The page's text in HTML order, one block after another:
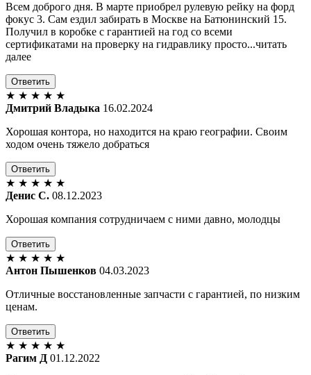
Всем доброго дня. В марте приобрел рулевую рейку на форд
фокус 3. Сам ездил забирать в Москве на Батюнинский 15.
Получил в коробке с гарантией на год со всеми
сертификатами на проверку на гидравлику просто...читать
далее
Ответить
★ ★ ★ ★ ★
Дмитрий Владыка 16.02.2024
Хорошая контора, но находится на краю географии. Своим
ходом очень тяжело добраться
Ответить
★ ★ ★ ★ ★
Денис С. 08.12.2023
Хорошая компания сотрудничаем с ними давно, молодцы
Ответить
★ ★ ★ ★ ★
Антон Пышенков 04.03.2023
Отличные восстановленные запчасти с гарантией, по низким
ценам.
Ответить
★ ★ ★ ★ ★
Рагим Д 01.12.2022